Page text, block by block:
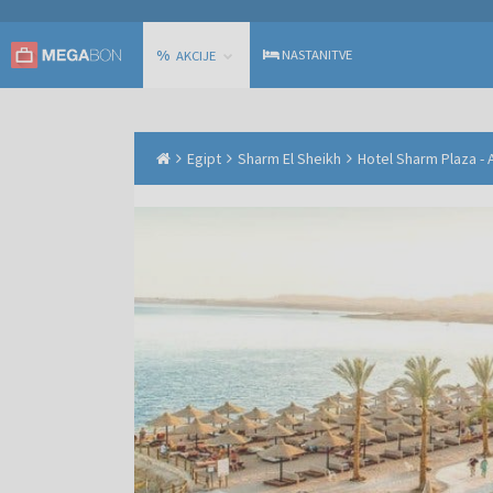
% AKCIJE NASTANITVE
Egipt Sharm El Sheikh Hotel Sharm Plaza -